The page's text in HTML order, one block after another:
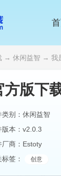
→ 休闲益智 → 我
方版下
类别：休闲益智
版本：v2.0.3
厂商：Estoty
签：
创意